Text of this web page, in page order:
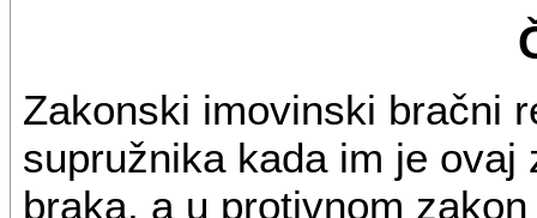
Zakonski imovinski bračni
supružnika kada im je
braka, a u protivnom